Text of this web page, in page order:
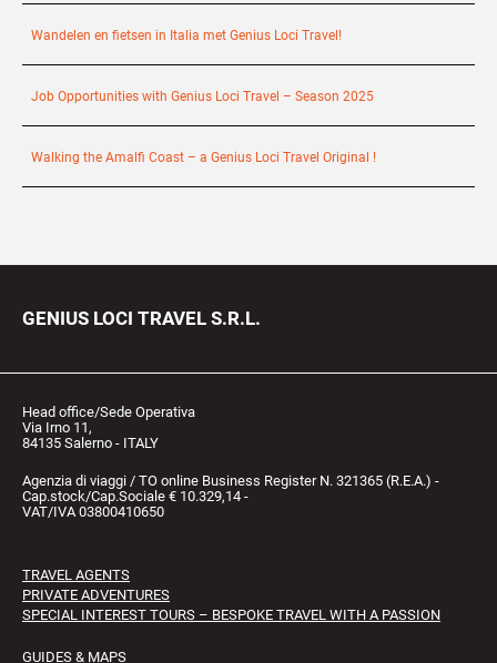
Wandelen en fietsen in Italia met Genius Loci Travel!
Job Opportunities with Genius Loci Travel – Season 2025
Walking the Amalfi Coast – a Genius Loci Travel Original !
GENIUS LOCI TRAVEL S.R.L.
Head office/Sede Operativa
Via Irno 11,
84135 Salerno - ITALY
Agenzia di viaggi / TO online Business Register N. 321365 (R.E.A.) -
Cap.stock/Cap.Sociale € 10.329,14 -
VAT/IVA 03800410650
TRAVEL AGENTS
PRIVATE ADVENTURES
SPECIAL INTEREST TOURS – BESPOKE TRAVEL WITH A PASSION
GUIDES & MAPS